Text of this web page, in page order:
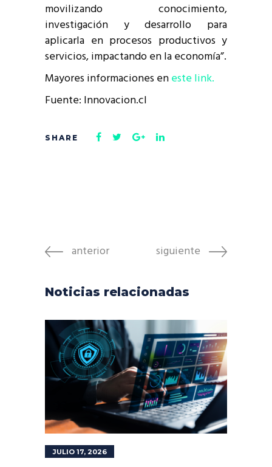
movilizando conocimiento,
investigación y desarrollo para
aplicarla en procesos productivos y
servicios, impactando en la economía”.
Mayores informaciones eneste link.
Fuente: Innovacion.cl
anterior siguiente
Noticias relacionadas
JULIO 17, 2026